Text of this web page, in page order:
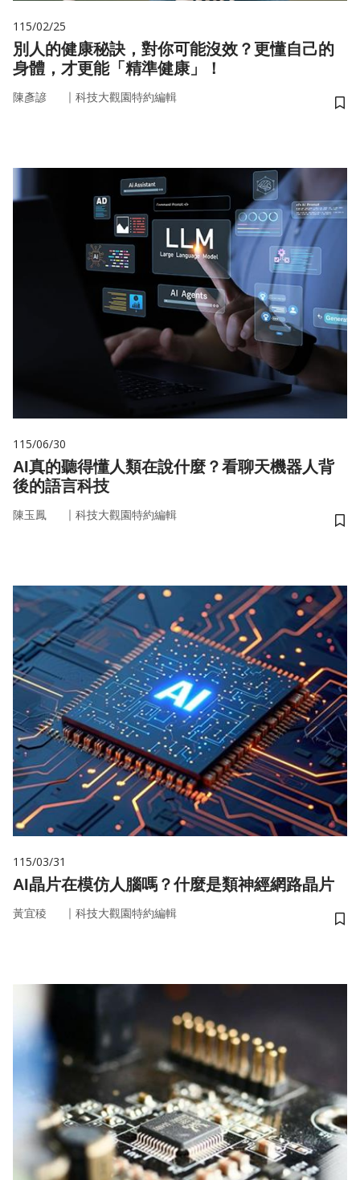
115/02/25
別人的健康秘訣，對你可能沒效？更懂自己的
身體，才更能「精準健康」！
陳彥諺 ｜ 科技大觀園特約編輯
儲
115/06/30
AI真的聽得懂人類在說什麼？看聊天機器人背
後的語言科技
陳玉鳳 ｜ 科技大觀園特約編輯
儲
115/03/31
AI晶片在模仿人腦嗎？什麼是類神經網路晶片
黃宜稜 ｜ 科技大觀園特約編輯
儲